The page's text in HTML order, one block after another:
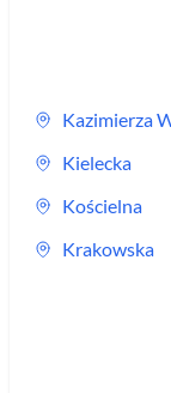
Kazimierza
Kielecka
Kościelna
Krakowska